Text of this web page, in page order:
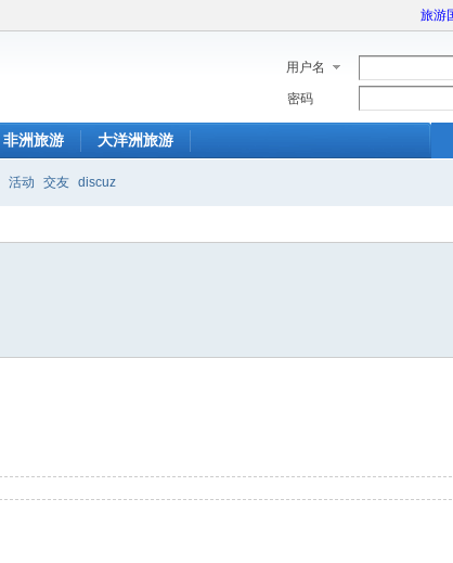
旅游
用户名
密码
非洲旅游 大洋洲旅游
活动 交友 discuz